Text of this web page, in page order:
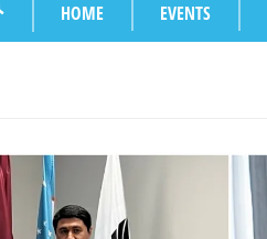
HOME EVENTS